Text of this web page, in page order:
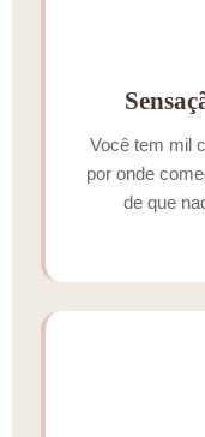
Você tem mil
por onde
de que